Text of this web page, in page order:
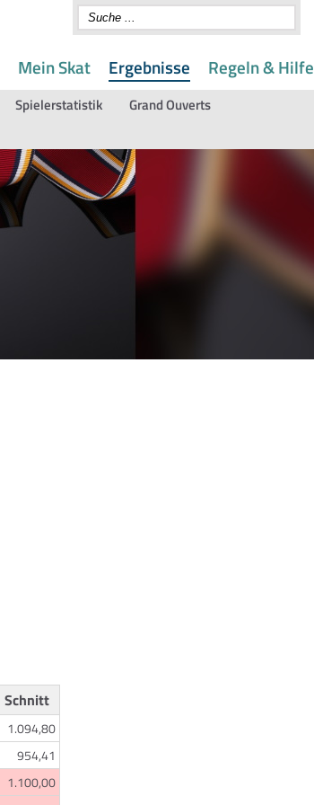
Mein Skat Ergebnisse
Spielerstatistik
Grand Ouverts
Regeln & Hilfe
Schnitt
1.094,80
954,41
1.100,00